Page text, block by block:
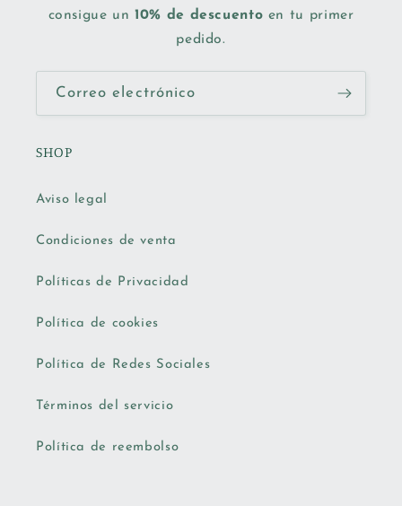
consigue un10% de descuento en tu primer
pedido.
Correo electrónico
SHOP
Aviso legal
Condiciones de venta
Políticas de Privacidad
Política de cookies
Política de Redes Sociales
Términos del servicio
Política de reembolso